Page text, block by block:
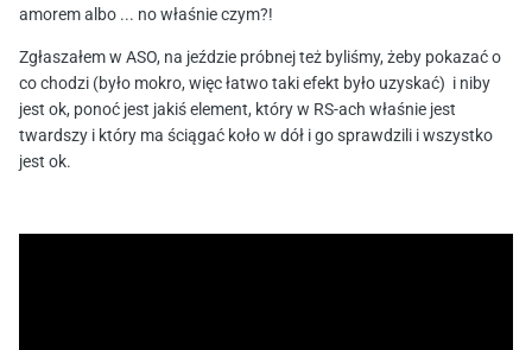
amorem albo ... no właśnie czym?!
Zgłaszałem w ASO, na jeździe próbnej też byliśmy, żeby pokazać o
co chodzi (było mokro, więc łatwo taki efekt było uzyskać) i niby
jest ok, ponoć jest jakiś element, który w RS-ach właśnie jest
twardszy i który ma ściągać koło w dół i go sprawdzili i wszystko
jest ok.